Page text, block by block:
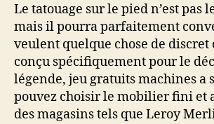
Le tatouage sur le pied n’est pas
mais il pourra parfaitement
veulent quelque chose de discret
conçu spécifiquement pour le
légende, jeu gratuits machines a
pouvez choisir le mobilier fini et
des magasins tels que Leroy